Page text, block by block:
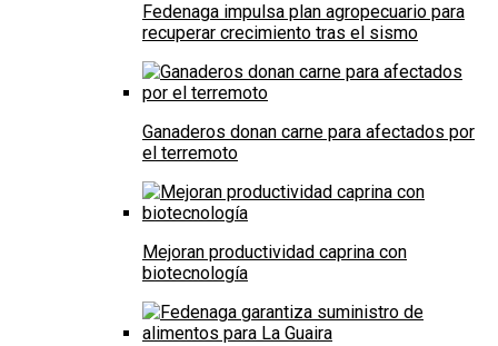
Fedenaga impulsa plan agropecuario para
recuperar crecimiento tras el sismo
Ganaderos donan carne para afectados por
el terremoto
Mejoran productividad caprina con
biotecnología